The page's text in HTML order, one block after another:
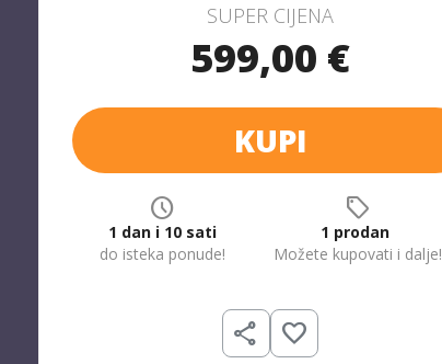
SUPER CIJENA
599,00 €
KUPI
schedule
1 dan i 10 sati
do isteka ponude!
sell
1 prodan
Možete kupovati i dalje!
share favorite